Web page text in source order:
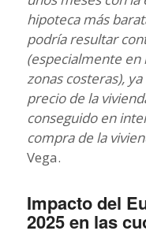
hipoteca más
podría resultar
(especialmente en
zonas costeras),
precio de la
conseguido en
compra de la
Vega.
Impacto del
2025 en las